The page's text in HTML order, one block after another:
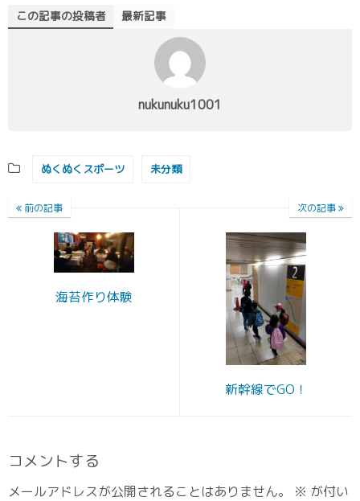
この記事の投稿者 最新記事
nukunuku1001
ぬくぬくスポーツ 未分類
前の記事
海苔作り体験
次の記事
新幹線でGO！
コメントする
メールアドレスが公開されることはありません。 ※ が付い